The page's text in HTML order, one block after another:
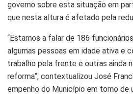
governo sobre esta situação em
que nesta altura é afetado pela
“Estamos a falar de 186
algumas pessoas em idade ativa e
trabalho pela frente e outras ainda
reforma”, contextualizou José
empenho do Município em torno de